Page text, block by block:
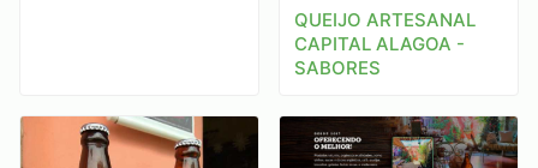
QUEIJO ARTESANAL
CAPITAL ALAGOA -
SABORES